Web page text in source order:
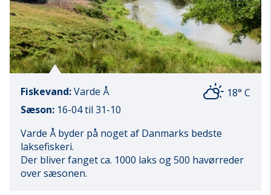
Fiskevand:Varde Å
18° C
Sæson: 16-04 til 31-10
Varde Å byder på noget af Danmarks bedste
laksefiskeri.
Der bliver fanget ca. 1000 laks og 500 havørreder
over sæsonen.